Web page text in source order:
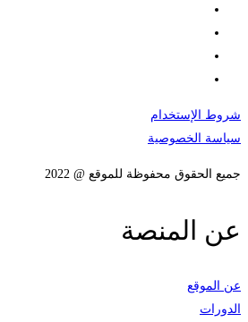
شروط الإستخدام
سياسة الخصوصية
جميع الحقوق محفوظة للموقع @ 2022
عن المنصة
عن الموقع
الدورات